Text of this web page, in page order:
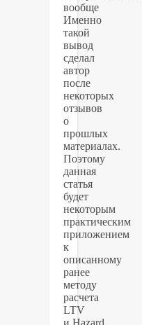
вообще
Именно
такой
вывод
сделал
автор
после
некоторых
отзывов
о
прошлых
материалах.
Поэтому
данная
статья
будет
некоторым
практическим
приложением
к
описанному
ранее
методу
расчета
LTV
и Hazard.